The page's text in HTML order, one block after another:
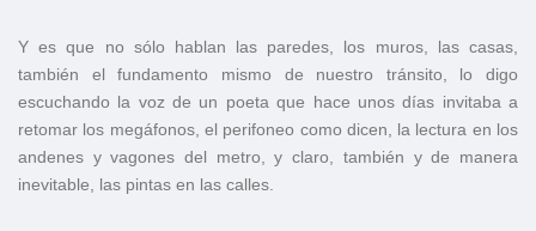
Y es que no sólo hablan las paredes, los muros, las casas,
también el fundamento mismo de nuestro tránsito, lo digo
escuchando la voz de un poeta que hace unos días invitaba a
retomar los megáfonos, el perifoneo como dicen, la lectura en los
andenes y vagones del metro, y claro, también y de manera
inevitable, las pintas en las calles.